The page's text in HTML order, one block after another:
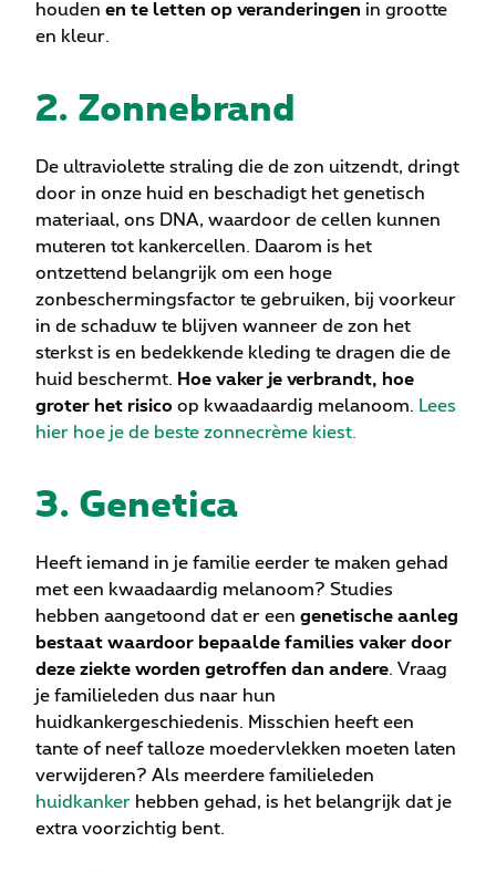
houden en te letten op veranderingen in grootte
en kleur.
2. Zonnebrand
De ultraviolette straling die de zon uitzendt, dringt
door in onze huid en beschadigt het genetisch
materiaal, ons DNA, waardoor de cellen kunnen
muteren tot kankercellen. Daarom is het
ontzettend belangrijk om een hoge
zonbeschermingsfactor te gebruiken, bij voorkeur
in de schaduw te blijven wanneer de zon het
sterkst is en bedekkende kleding te dragen die de
huid beschermt. Hoe vaker je verbrandt, hoe
groter het risico op kwaadaardig melanoom. Lees
hier hoe je de beste zonnecrème kiest.
3. Genetica
Heeft iemand in je familie eerder te maken gehad
met een kwaadaardig melanoom? Studies
hebben aangetoond dat er een genetische aanleg
bestaat waardoor bepaalde families vaker door
deze ziekte worden getroffen dan andere. Vraag
je familieleden dus naar hun
huidkankergeschiedenis. Misschien heeft een
tante of neef talloze moedervlekken moeten laten
verwijderen? Als meerdere familieleden
huidkanker hebben gehad, is het belangrijk dat je
extra voorzichtig bent.